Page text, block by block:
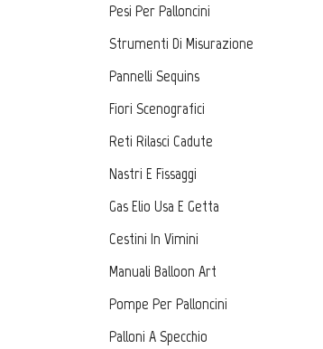
Pesi Per Palloncini
Strumenti Di Misurazione
Pannelli Sequins
Fiori Scenografici
Reti Rilasci Cadute
Nastri E Fissaggi
Gas Elio Usa E Getta
Cestini In Vimini
Manuali Balloon Art
Pompe Per Palloncini
Palloni A Specchio